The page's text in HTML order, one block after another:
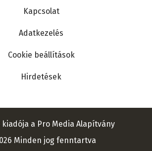
Kapcsolat
Adatkezelés
Cookie beállítások
Hirdetések
kiadója a Pro Media Alapítvány
Minden jog fenntartva